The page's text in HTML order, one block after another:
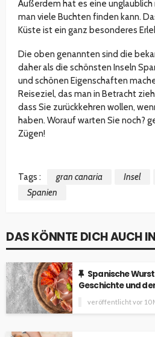
Außerdem hat es eine unglaublich
man viele Buchten finden kann.
Küste ist ein ganz besonderes
Die oben genannten sind die
daher als die schönsten Inseln
und schönen Eigenschaften
Reiseziel, das man in Betracht
dass Sie zurückkehren wollen,
haben. Worauf warten Sie noch?
Zügen!
Tags : gran canaria Insel
Spanien
DAS KÖNNTE DICH AUCH
Spanische
Geschichte und
veröffentlicht vor 10